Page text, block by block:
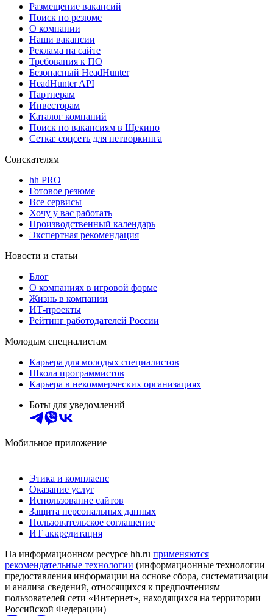
Размещение вакансий
Поиск по резюме
О компании
Наши вакансии
Реклама на сайте
Требования к ПО
Безопасный HeadHunter
HeadHunter API
Партнерам
Инвесторам
Каталог компаний
Поиск по вакансиям в Щекино
Сетка: соцсеть для нетворкинга
Соискателям
hh PRO
Готовое резюме
Все сервисы
Хочу у вас работать
Производственный календарь
Экспертная рекомендация
Новости и статьи
Блог
О компаниях в игровой форме
Жизнь в компании
ИТ-проекты
Рейтинг работодателей России
Молодым специалистам
Карьера для молодых специалистов
Школа программистов
Карьера в некоммерческих организациях
Боты для уведомлений
Мобильное приложение
Этика и комплаенс
Оказание услуг
Использование сайтов
Защита персональных данных
Пользовательское соглашение
ИТ аккредитация
На информационном ресурсе hh.ru применяются
рекомендательные технологии (информационные технологии
предоставления информации на основе сбора, систематизации
и анализа сведений, относящихся к предпочтениям
пользователей сети «Интернет», находящихся на территории
Российской Федерации)